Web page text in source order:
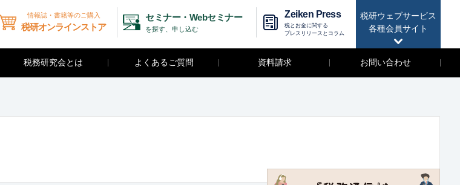
税研ウェブサービス
各種会員サイト
情報誌・書籍等のご購入
税研オンラインストア
セミナー・Webセミナー
を探す、申し込む
Zeiken Press
税とお金に関する
プレスリリースとコラム
税務研究会とは よくあるご質問 資料請求 お問い合わせ